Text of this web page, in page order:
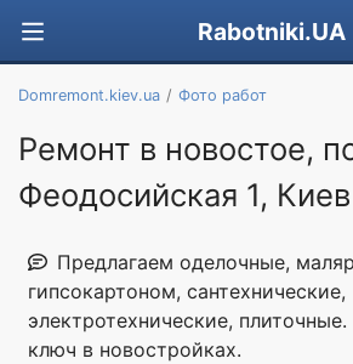
Rabotniki.UA
Domremont.kiev.ua Фото работ
Ремонт в новостое,
Феодосийская 1, Киев
Предлагаем оделочные,
гипсокартоном, сантехнические,
электротехнические,
ключ в новостройках.